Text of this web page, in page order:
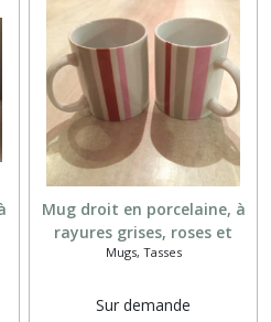
Mug droit en porcelaine, à
rayures grises, roses et
rouge de fer.
Mugs, Tasses
Sur demande